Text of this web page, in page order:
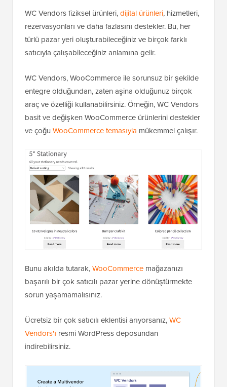
WC Vendors fiziksel ürünleri,dijital ürünleri, hizmetleri,
rezervasyonları ve daha fazlasını destekler. Bu, her
türlü pazar yeri oluşturabileceğiniz ve birçok farklı
satıcıyla çalışabileceğiniz anlamına gelir.
WC Vendors, WooCommerce ile sorunsuz bir şekilde
entegre olduğundan, zaten aşina olduğunuz birçok
araç ve özelliği kullanabilirsiniz. Örneğin, WC Vendors
basit ve değişken WooCommerce ürünlerini destekler
ve çoğu WooCommerce temasıyla mükemmel çalışır.
Bunu akılda tutarak,WooCommerce mağazanızı
başarılı bir çok satıcılı pazar yerine dönüştürmekte
sorun yaşamamalısınız.
Ücretsiz bir çok satıcılı eklentisi arıyorsanız,WC
Vendors'ı resmi WordPress deposundan
indirebilirsiniz.